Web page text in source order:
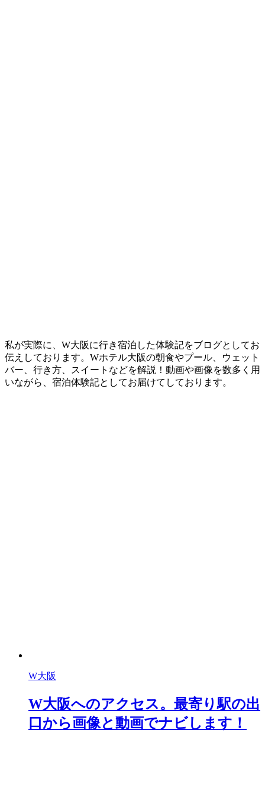
私が実際に、W大阪に行き宿泊した体験記をブログとしてお
伝えしております。Wホテル大阪の朝食やプール、ウェット
バー、行き方、スイートなどを解説！動画や画像を数多く用
いながら、宿泊体験記としてお届けてしております。
W大阪
W大阪へのアクセス。最寄り駅の出
口から画像と動画でナビします！